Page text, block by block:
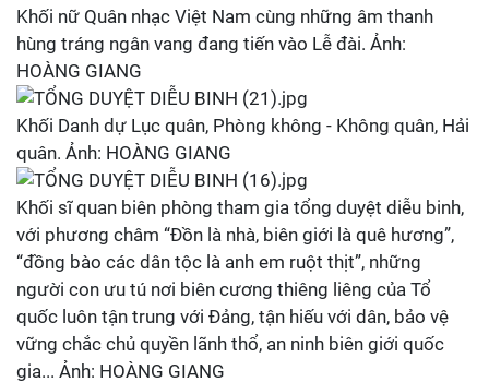
Khối nữ Quân nhạc Việt Nam cùng những âm thanh
hùng tráng ngân vang đang tiến vào Lễ đài. Ảnh:
HOÀNG GIANG
Khối Danh dự Lục quân, Phòng không - Không quân, Hải
quân. Ảnh: HOÀNG GIANG
Khối sĩ quan biên phòng tham gia tổng duyệt diễu binh,
với phương châm “Đồn là nhà, biên giới là quê hương”,
“đồng bào các dân tộc là anh em ruột thịt”, những
người con ưu tú nơi biên cương thiêng liêng của Tổ
quốc luôn tận trung với Đảng, tận hiếu với dân, bảo vệ
vững chắc chủ quyền lãnh thổ, an ninh biên giới quốc
gia... Ảnh: HOÀNG GIANG